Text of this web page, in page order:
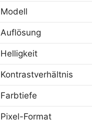
Modell
Auflösung
Helligkeit
Kontrastverhältnis
Farbtiefe
Pixel-Format